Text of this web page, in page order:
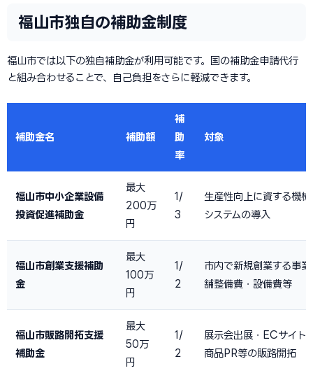
福山市独自の補助金制度
福山市では以下の独自補助金が利用可能です。国の補助金申請代行
と組み合わせることで、自己負担をさらに軽減できます。
補助金名 補助額
補
助
率
対象
福山市中小企業設備
投資促進補助金
最大
200万
円
1/
3
生産性向上に資する機
システムの導入
福山市創業支援補助
金
最大
100万
円
1/
2
市内で新規創業する事
舗整備費・設備費等
福山市販路開拓支援
補助金
最大
50万
円
1/
2
展示会出展・ECサイト
商品PR等の販路開拓